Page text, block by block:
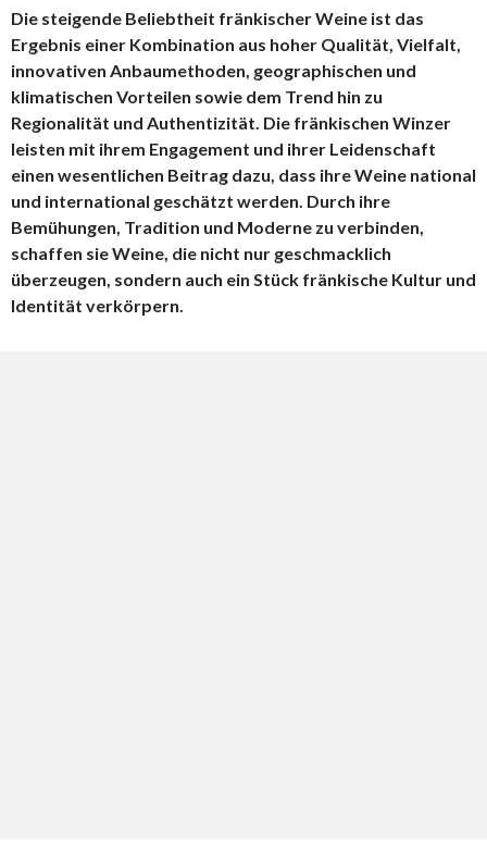
Die steigende Beliebtheit fränkischer Weine ist das
Ergebnis einer Kombination aus hoher Qualität, Vielfalt,
innovativen Anbaumethoden, geographischen und
klimatischen Vorteilen sowie dem Trend hin zu
Regionalität und Authentizität. Die fränkischen Winzer
leisten mit ihrem Engagement und ihrer Leidenschaft
einen wesentlichen Beitrag dazu, dass ihre Weine national
und international geschätzt werden. Durch ihre
Bemühungen, Tradition und Moderne zu verbinden,
schaffen sie Weine, die nicht nur geschmacklich
überzeugen, sondern auch ein Stück fränkische Kultur und
Identität verkörpern.